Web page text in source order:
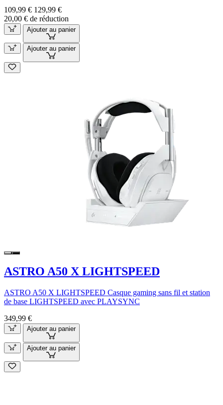
109,99 € 129,99 €
20,00 € de réduction
Ajouter au panier
Ajouter au panier
ASTRO A50 X LIGHTSPEED
ASTRO A50 X LIGHTSPEED Casque gaming sans fil et station
de base LIGHTSPEED avec PLAYSYNC
349,99 €
Ajouter au panier
Ajouter au panier